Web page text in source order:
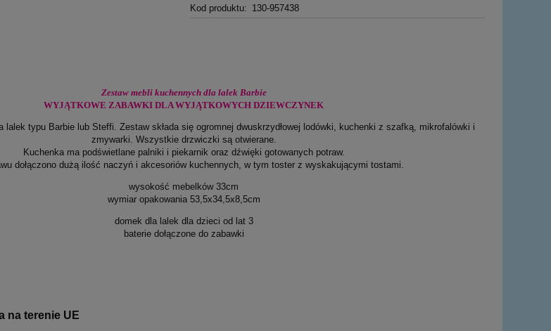
Kod produktu: 130-957438
Zestaw mebli kuchennych dla lalek Barbie
WYJĄTKOWE ZABAWKI DLA WYJĄTKOWYCH DZIEWCZYNEK
lalek typu Barbie lub Steffi. Zestaw składa się ogromnej dwuskrzydłowej lodówki, kuchenki z szafką, mikrofalówki i
zmywarki. Wszystkie drzwiczki są otwierane.
Kuchenka ma podświetlane palniki i piekarnik oraz dźwięki gotowanych potraw.
dołączono dużą ilość naczyń i akcesoriów kuchennych, w tym toster z wyskakującymi tostami.
wysokość mebelków 33cm
wymiar opakowania 53,5x34,5x8,5cm
domek dla lalek dla dzieci od lat 3
baterie dołączone do zabawki
na terenie UE